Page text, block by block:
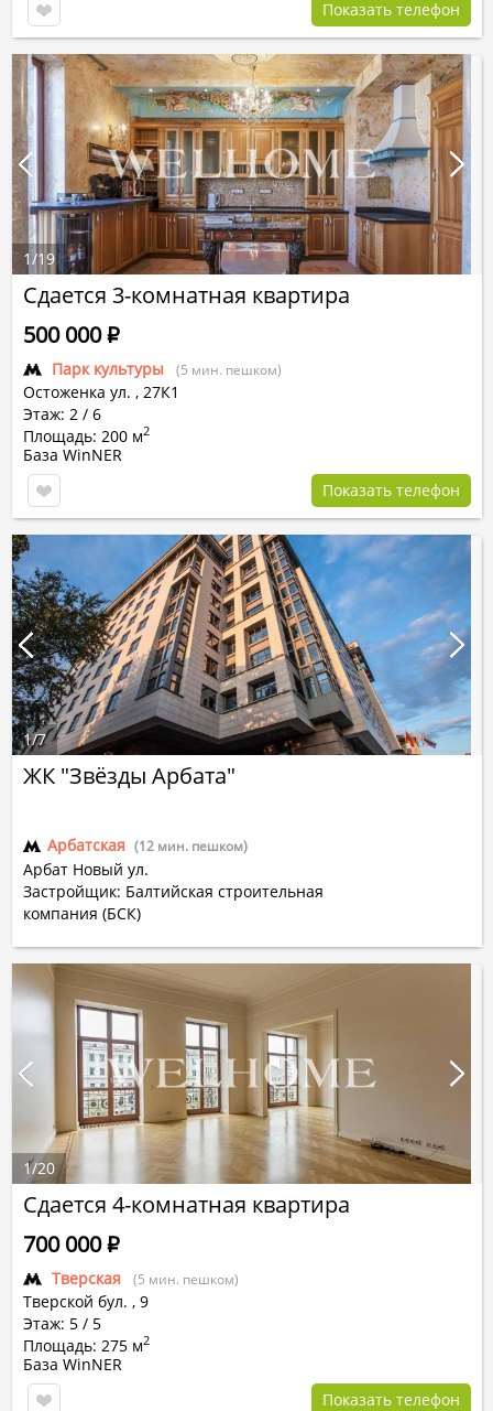
Показать телефон
Сдается 3-комнатная квартира
Парк культуры (5 мин. пешком)
Остоженка ул. , 27К1
Этаж: 2 / 6
Площадь: 200 м2
500 000Р
База WinNER
Показать телефон
1/19
ЖК "Звёзды Арбата"
Арбатская (12 мин. пешком)
Арбат Новый ул.
Застройщик: Балтийская строительная
компания (БСК)
1/7
Сдается 4-комнатная квартира
Тверская (5 мин. пешком)
Тверской бул. , 9
Этаж: 5 / 5
Площадь: 275 м2
700 000Р
База WinNER
Показать телефон
1/20